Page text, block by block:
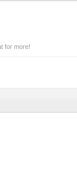
for more!